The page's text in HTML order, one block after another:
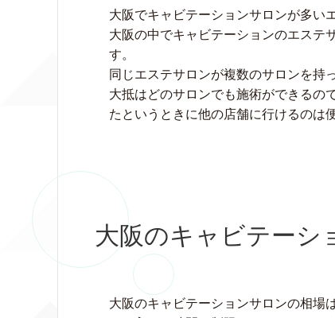
大阪でキャビテーションサロンが多い
大阪の中でキャビテーションのエステ
す。
同じエステサロンが複数のサロンを持
大抵はどのサロンでも施術ができるの
たというときに他の店舗に行けるのは
大阪のキャビテーシ
大阪のキャビテーションサロンの相場